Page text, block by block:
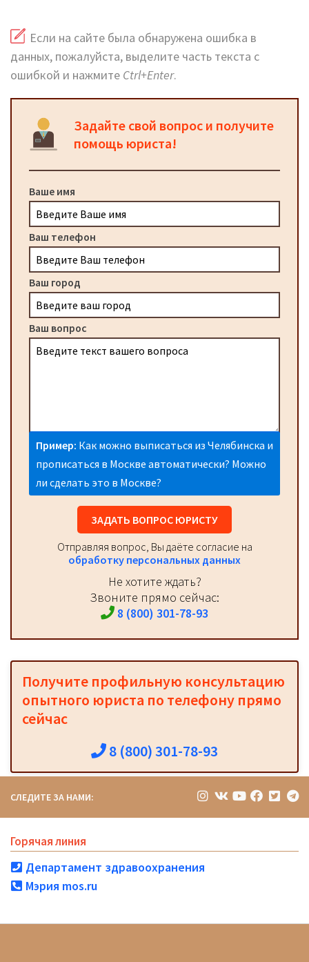
Если на сайте была обнаружена ошибка в
данных, пожалуйста, выделите часть текста с
ошибкой и нажмите Ctrl+Enter.
Задайте свой вопрос и получите
помощь юриста!
Ваше имя
Ваш телефон
Ваш город
Ваш вопрос
Пример: Как можно выписаться из Челябинска и
прописаться в Москве автоматически? Можно
ли сделать это в Москве?
ЗАДАТЬ ВОПРОС ЮРИСТУ
Отправляя вопрос, Вы даёте согласие на
обработку персональных данных
Не хотите ждать?
Звоните прямо сейчас:
8 (800) 301-78-93
Получите профильную консультацию
опытного юриста по телефону прямо
сейчас
8 (800) 301-78-93
СЛЕДИТЕ ЗА НАМИ:
Горячая линия
Департамент здравоохранения
Мэрия mos.ru